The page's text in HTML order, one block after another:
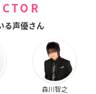
る声優さん
森川智之